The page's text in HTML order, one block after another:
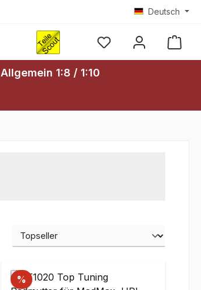
Deutsch
Allgemein 1:8 / 1:10
%